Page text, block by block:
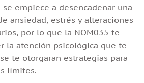
empiece a desencadenar una
ansiedad, estrés y alteraciones
por lo que la NOM035 te
la atención psicológica que te
te otorgaran estrategias para
límites.